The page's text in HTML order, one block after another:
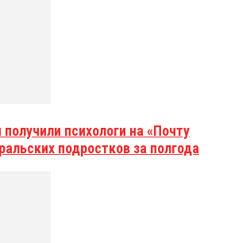
психологи на «Почту
подростков за полгода